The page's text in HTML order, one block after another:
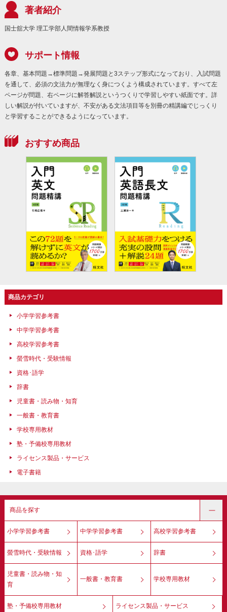
著者紹介
国士舘大学 理工学部人間情報学系教授
サポート情報
各章、基本問題→標準問題→発展問題と3ステップ形式になっており、入試問題
を通して、必須の文法力が無理なく身につくよう構成されています。すべて左
ページが問題、右ページに解答解説というつくりで学習しやすい紙面です。詳
しい解説が付いていますが、不安がある文法項目等を別冊の精講編でじっくり
と学習することができるようになっています。
おすすめ商品
商品カテゴリ
小学学習参考書
中学学習参考書
高校学習参考書
螢雪時代・受験情報
資格･語学
辞書
児童書・読み物・知育
一般書・教育書
学校専用教材
塾・予備校専用教材
ライセンス製品・サービス
電子書籍
商品を探す
小学学習参考書 中学学習参考書 高校学習参考書
螢雪時代・受験情報 資格･語学 辞書
児童書・読み物・知
育
一般書・教育書 学校専用教材
塾・予備校専用教材 ライセンス製品・サービス